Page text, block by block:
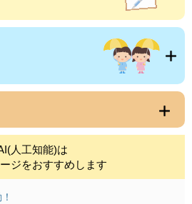
人工知能)は
ジをおすすめします